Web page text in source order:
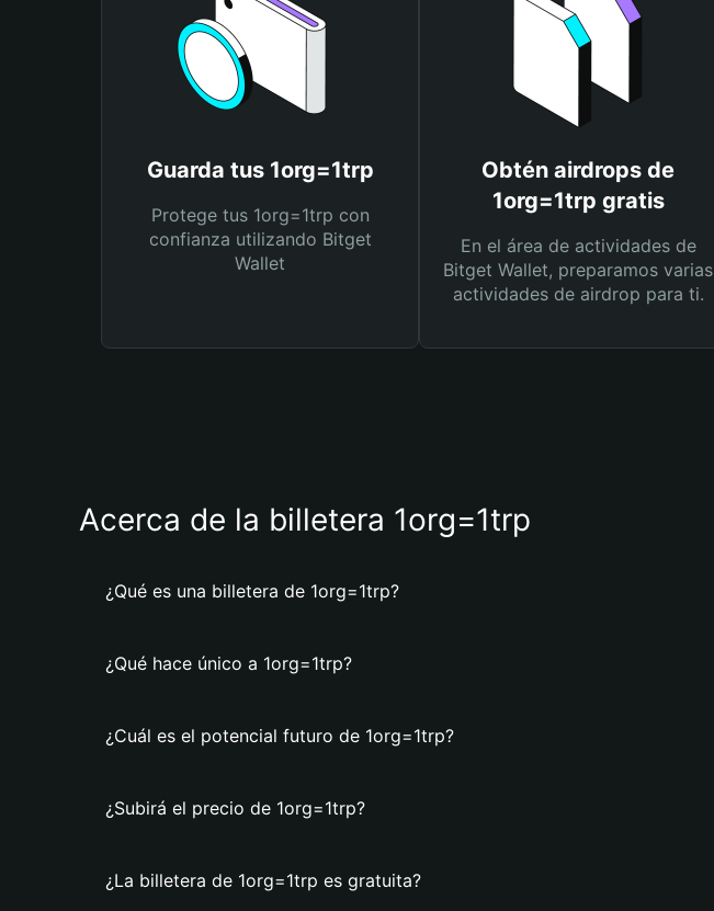
Guarda tus 1org=1trp
Protege tus 1org=1trp con
confianza utilizando Bitget
Wallet
Obtén airdrops de
1org=1trp gratis
En el área de actividades de
Bitget Wallet, preparamos varias
actividades de airdrop para ti.
Acerca de la billetera 1org=1trp
¿Qué es una billetera de 1org=1trp?
¿Qué hace único a 1org=1trp?
¿Cuál es el potencial futuro de 1org=1trp?
¿Subirá el precio de 1org=1trp?
¿La billetera de 1org=1trp es gratuita?